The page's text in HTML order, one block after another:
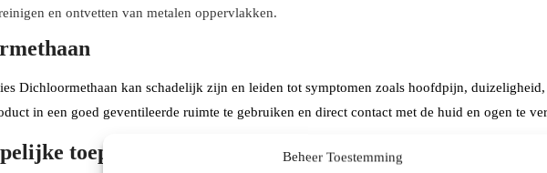
Beheer Toestemming
en ontvetten van metalen oppervlakken.
Dichloormethaan kan schadelijk zijn en leiden tot symptomen zoals hoofdpijn,
in een goed geventileerde ruimte te gebruiken en direct contact met de huid en ogen te
toepassingsgebieden: